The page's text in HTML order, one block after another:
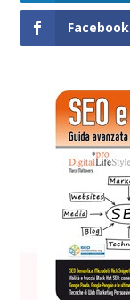
Facebook